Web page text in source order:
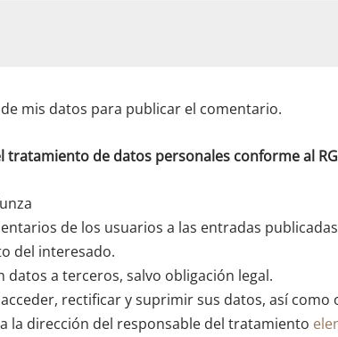
mis datos para publicar el comentario.
de datos personales conforme al
de los usuarios a las entradas
del interesado.
datos a terceros, salvo obligación legal.
rectificar y suprimir sus datos, así
la dirección del responsable del tratamiento